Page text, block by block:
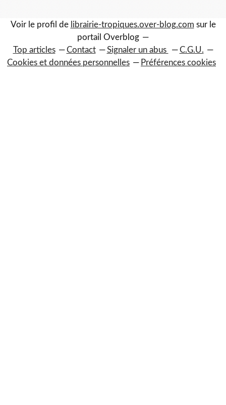
Voir le profil de librairie-tropiques.over-blog.com sur le
portail Overblog
Top articles
Contact Signaler un abus
C.G.U.
Cookies et données personnelles
Préférences cookies